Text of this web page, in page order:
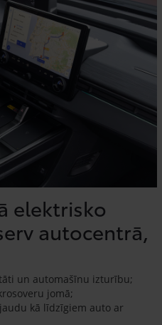
elektrisko
autocentrā,
un automašīnu izturību;
jomā;
kā līdzīgiem auto ar